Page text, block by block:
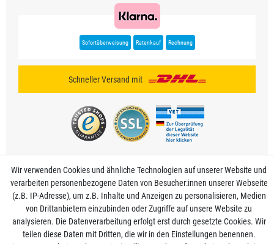
Sofortüberweisung Ratenkauf Rechnung
Schneller Versand mit
Mein Konto
Informationen
Wir verwenden Cookies und ähnliche Technologien auf unserer Website und
verarbeiten personenbezogene Daten von Besucher:innen unserer Webseite
(z.B. IP-Adresse), um z.B. Inhalte und Anzeigen zu personalisieren, Medien
von Drittanbietern einzubinden oder Zugriffe auf unsere Website zu
analysieren. Die Datenverarbeitung erfolgt erst durch gesetzte Cookies. Wir
teilen diese Daten mit Dritten, die wir in den Einstellungen benennen.